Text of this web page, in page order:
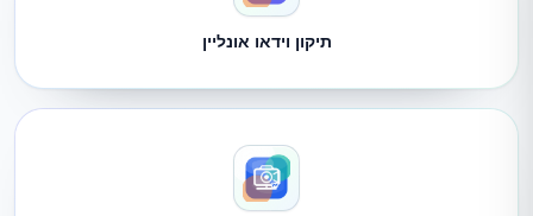
תיקון וידאו אונליין